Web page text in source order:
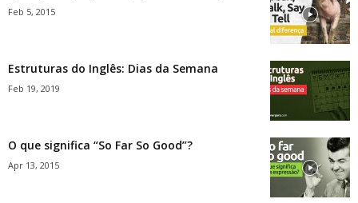
Feb 5, 2015
Estruturas do Inglês: Dias da Semana
Feb 19, 2019
O que significa “So Far So Good”?
Apr 13, 2015